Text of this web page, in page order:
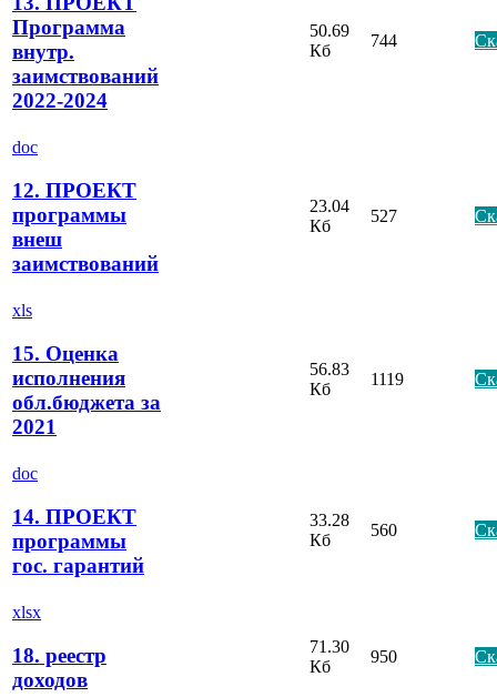
Программа
внутр.
заимствований
2022-2024
50.69
Кб
744
doc
12. ПРОЕКТ
программы
внеш
заимствований
23.04
Кб
527
xls
15. Оценка
исполнения
обл.бюджета за
2021
56.83
Кб
1119
doc
14. ПРОЕКТ
программы
гос. гарантий
33.28
Кб
560
xlsx
18. реестр
доходов
71.30
Кб
950